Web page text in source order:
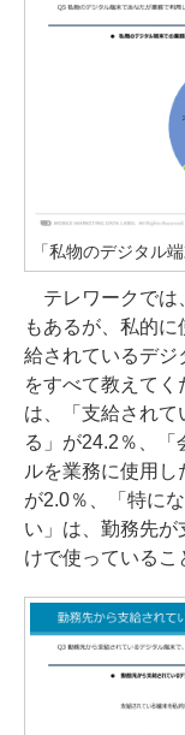
「私物のデジタル
テレワークでは
もあるが、私的
給されているデジ
をすべて教えて
は、「支給されて
る」が24.2％、「
ルを業務に使用し
が2.0％、「特に
い」は、勤務先
けで使っているこ